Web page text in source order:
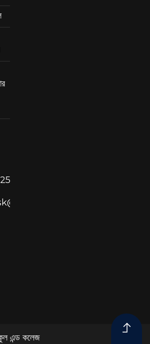
এন্ড কলেজ